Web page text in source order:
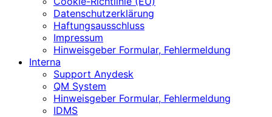
Datenschutzerklärung
Haftungsausschluss
Impressum
Hinweisgeber Formular, Fehlermeldung
Interna
Support Anydesk
QM System
Hinweisgeber Formular, Fehlermeldung
IDMS